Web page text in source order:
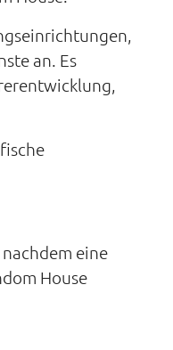
an. Es
eine
House